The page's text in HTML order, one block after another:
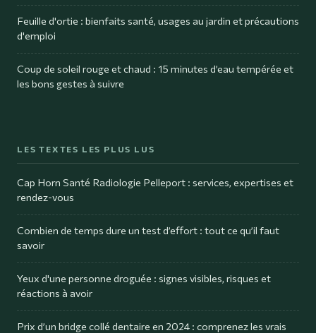
Feuille d'ortie : bienfaits santé, usages au jardin et précautions
d'emploi
Coup de soleil rouge et chaud : 15 minutes d’eau tempérée et
les bons gestes à suivre
LES TEXTES LES PLUS LUS
Cap Horn Santé Radiologie Pelleport : services, expertises et
rendez-vous
Combien de temps dure un test d’effort : tout ce qu’il faut
savoir
Yeux d'une personne droguée : signes visibles, risques et
réactions à avoir
Prix d’un bridge collé dentaire en 2024 : comprenez les vrais